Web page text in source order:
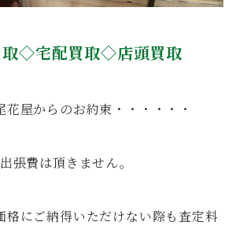
◇宅配買取◇店頭買取
花屋からのお約束・・・・・・
張費は頂きません。
にご納得いただけない際も査定料